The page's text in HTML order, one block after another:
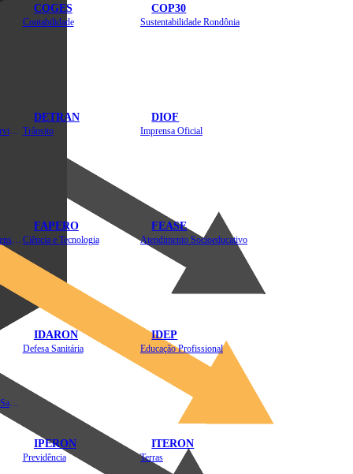
COGES
Contabilidade
COP30
Sustentabilidade Rondônia
DETRAN
Trânsito
DIOF
Imprensa Oficial
FAPERO
Ciência e Tecnologia
FEASE
Atendimento Socioeducativo
IDARON
Defesa Sanitária
IDEP
Educação Profissional
IPERON
Previdência
ITERON
Terras